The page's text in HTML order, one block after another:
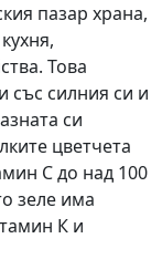
пазар храна,
Това
със силния си и
си
цветчета
С до над 100
зеле има
К и